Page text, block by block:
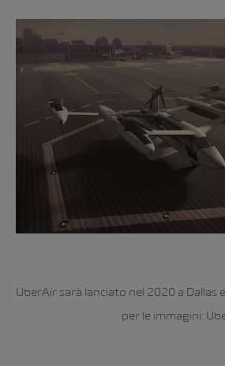
UberAir sarà lanciato nel 2020 a Dallas
per le immagini: